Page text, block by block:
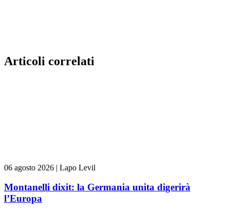
Articoli correlati
06 agosto 2026 | Lapo Levil
Montanelli dixit: la Germania unita digerirà
l’Europa